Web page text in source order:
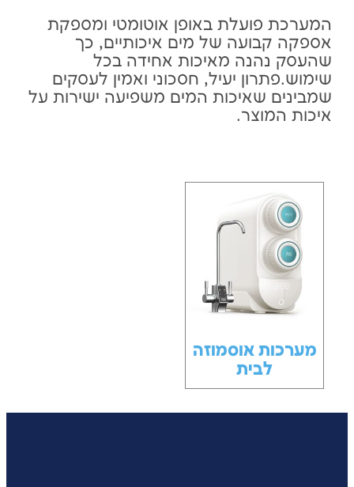
המערכת פועלת באופן אוטומטי ומספקת
אספקה קבועה של מים איכותיים, כך
שהעסק נהנה מאיכות אחידה בכל
שימוש.פתרון יעיל, חסכוני ואמין לעסקים
שמבינים שאיכות המים משפיעה ישירות על
איכות המוצר.
מערכות אוסמוזה
לבית